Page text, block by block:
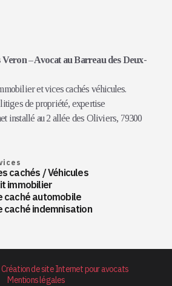
– Avocat au Barreau des Deux-
et vices cachés véhicules.
de propriété, expertise
installé au 2 allée des Oliviers, 79300
cachés / Véhicules
immobilier
caché automobile
caché indemnisation
de site Internet pour avocats
Mentions légales